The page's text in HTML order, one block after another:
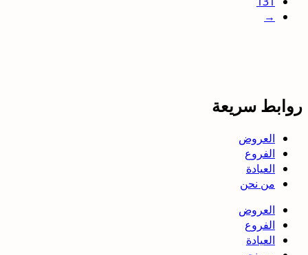
→
روابط سريعة
العروض
الفروع
العيادة
من نحن
العروض
الفروع
العيادة